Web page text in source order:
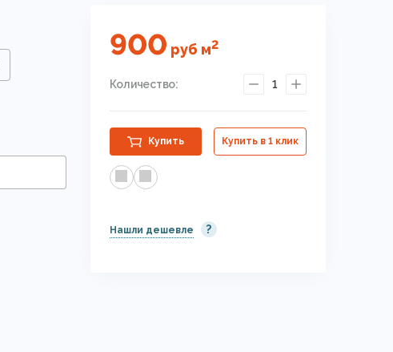
900 руб м2
Количество: 1
Купить Купить в 1 клик
Нашли дешевле ?